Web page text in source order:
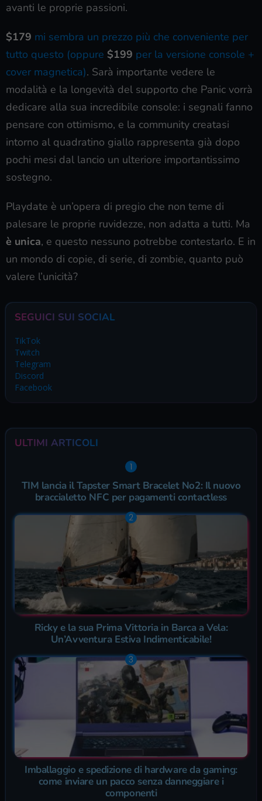
avanti le proprie passioni.
$179 mi sembra un prezzo più che conveniente per
tutto questo (oppure $199 per la versione console +
cover magnetica). Sarà importante vedere le
modalità e la longevità del supporto che Panic vorrà
dedicare alla sua incredibile console: i segnali fanno
pensare con ottimismo, e la community creatasi
intorno al quadratino giallo rappresenta già dopo
pochi mesi dal lancio un ulteriore importantissimo
sostegno.
Playdate è un’opera di pregio che non teme di
palesare le proprie ruvidezze, non adatta a tutti. Ma
è unica, e questo nessuno potrebbe contestarlo. E in
un mondo di copie, di serie, di zombie, quanto può
valere l’unicità?
SEGUICI SUI SOCIAL
TikTok
Twitch
Telegram
Discord
Facebook
ULTIMI ARTICOLI
TIM lancia il Tapster Smart Bracelet No2: Il nuovo
braccialetto NFC per pagamenti contactless
Ricky e la sua Prima Vittoria in Barca a Vela:
Un’Avventura Estiva Indimenticabile!
Imballaggio e spedizione di hardware da gaming:
come inviare un pacco senza danneggiare i
componenti